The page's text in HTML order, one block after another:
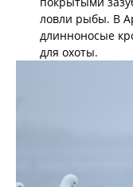
ловли рыбы. В
длинноносые
для охоты.